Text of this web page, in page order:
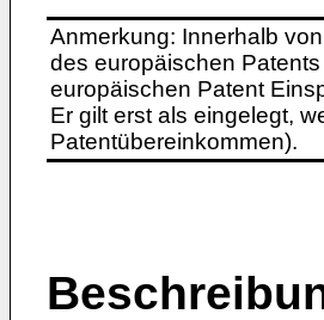
Anmerkung: Innerhalb
des europäischen
europäischen Patent
Er gilt erst als eingelegt,
Patentübereinkommen).